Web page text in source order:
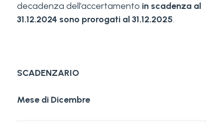
decadenza dell’accertamento in scadenza al
31.12.2024 sono prorogati al 31.12.2025.
SCADENZARIO
Mese di Dicembre